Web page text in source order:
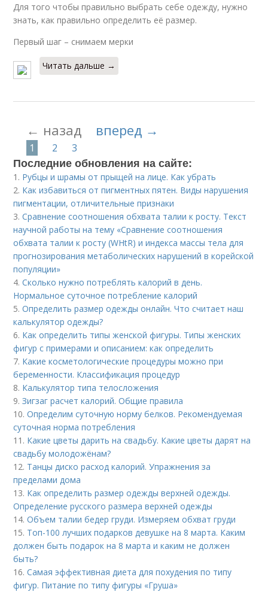
Для того чтобы правильно выбрать себе одежду, нужно
знать, как правильно определить её размер.
Первый шаг – снимаем мерки
Читать дальше →
← назад вперед →
1 2 3
Последние обновления на сайте:
1. Рубцы и шрамы от прыщей на лице. Как убрать
2. Как избавиться от пигментных пятен. Виды нарушения
пигментации, отличительные признаки
3.Сравнение соотношения обхвата талии к росту. Текст
научной работы на тему «Сравнение соотношения
обхвата талии к росту (WHtR) и индекса массы тела для
прогнозирования метаболических нарушений в корейской
популяции»
4.Сколько нужно потреблять калорий в день.
Нормальное суточное потребление калорий
5.Определить размер одежды онлайн. Что считает наш
калькулятор одежды?
6. Как определить типы женской фигуры. Типы женских
фигур с примерами и описанием: как определить
7. Какие косметологические процедуры можно при
беременности. Классификация процедур
8. Калькулятор типа телосложения
9.Зигзаг расчет калорий. Общие правила
10.Определим суточную норму белков. Рекомендуемая
суточная норма потребления
11. Какие цветы дарить на свадьбу. Какие цветы дарят на
свадьбу молодожёнам?
12. Танцы диско расход калорий. Упражнения за
пределами дома
13. Как определить размер одежды верхней одежды.
Определение русского размера верхней одежды
14.Объем талии бедер груди. Измеряем обхват груди
15. Топ-100 лучших подарков девушке на 8 марта. Каким
должен быть подарок на 8 марта и каким не должен
быть?
16.Самая эффективная диета для похудения по типу
фигур. Питание по типу фигуры «Груша»